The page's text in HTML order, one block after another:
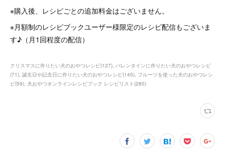
※購入後、レシピごとの追加料金はございません。
※月額制のレシピブックユーザー様限定のレシピ配信もございま
す♪（月1回程度の配信）
クリスマスに作りたい犬のおやつレシピ(127) バレンタインに作りたい犬のおやつレシピ
(71) 誕生日や記念日に作りたい犬のおやつレシピ(145) フルーツを使った犬のおやつレシ
ピ(59) 犬おやつオンラインレシピブック レシピリスト(280)